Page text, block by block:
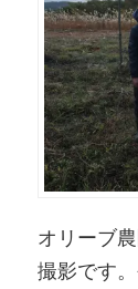
オリーブ
撮影です